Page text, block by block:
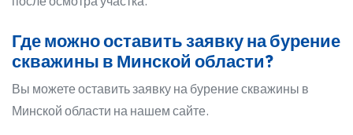
Где можно оставить заявку на бурение
скважины в Минской области?
Вы можете оставить заявку на бурение скважины в
Минской области на нашем сайте.